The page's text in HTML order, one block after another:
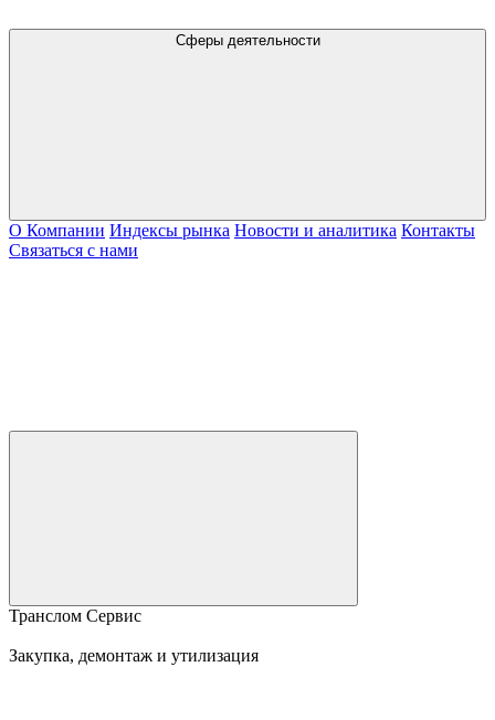
Сферы деятельности
О Компании Индексы рынка Новости и аналитика Контакты
Связаться с нами
Транслом Сервис
Закупка, демонтаж и утилизация